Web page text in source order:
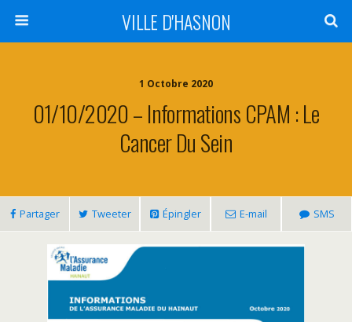
VILLE D'HASNON
1 Octobre 2020
01/10/2020 – Informations CPAM : Le
Cancer Du Sein
Partager Tweeter Épingler E-mail SMS